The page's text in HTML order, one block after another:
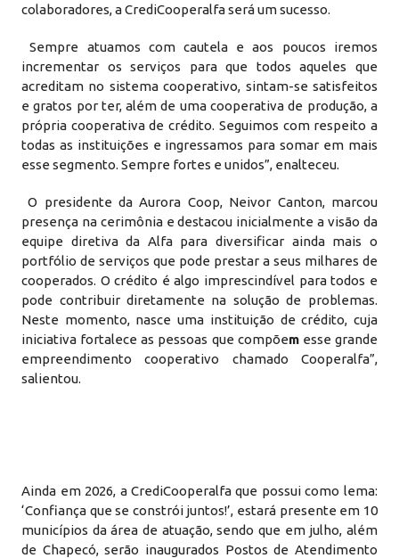
colaboradores, a CrediCooperalfa será um sucesso.
Sempre atuamos com cautela e aos poucos iremos
incrementar os serviços para que todos aqueles que
acreditam no sistema cooperativo, sintam-se satisfeitos
e gratos por ter, além de uma cooperativa de produção, a
própria cooperativa de crédito. Seguimos com respeito a
todas as instituições e ingressamos para somar em mais
esse segmento. Sempre fortes e unidos”, enalteceu.
O presidente da Aurora Coop, Neivor Canton, marcou
presença na cerimônia e destacou inicialmente a visão da
equipe diretiva da Alfa para diversificar ainda mais o
portfólio de serviços que pode prestar a seus milhares de
cooperados. O crédito é algo imprescindível para todos e
pode contribuir diretamente na solução de problemas.
Neste momento, nasce uma instituição de crédito, cuja
iniciativa fortalece as pessoas que compõemesse grande
empreendimento cooperativo chamado Cooperalfa”,
salientou.
Ainda em 2026, a CrediCooperalfa que possui como lema:
‘Confiança que se constrói juntos!’, estará presente em 10
municípios da área de atuação, sendo que em julho, além
de Chapecó, serão inaugurados Postos de Atendimento